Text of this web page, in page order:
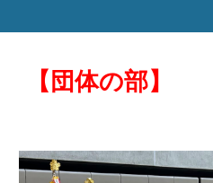
【 団体の部】